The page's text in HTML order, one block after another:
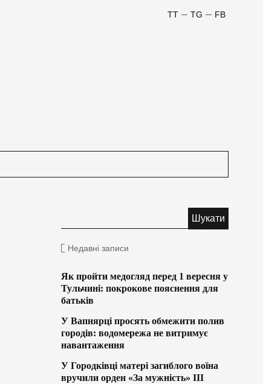
FB
TG
TT
Недавні записи
Як пройти медогляд перед 1 вересня у
Тульчині: покрокове пояснення для
батьків
У Вапнярці просять обмежити полив
городів: водомережа не витримує
навантаження
У Городківці матері загиблого воїна
вручили орден «За мужність» ІІІ